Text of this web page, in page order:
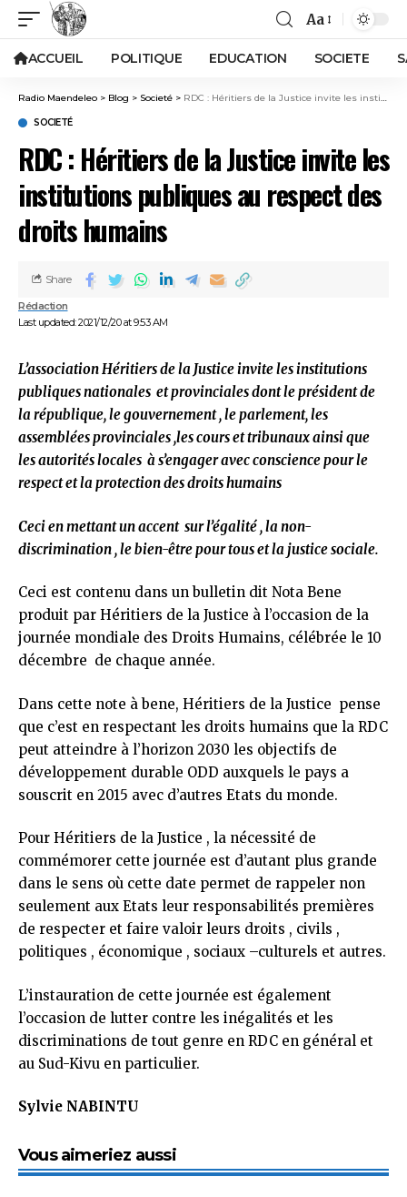
Aa
ACCUEIL POLITIQUE EDUCATION SOCIETE
Radio Maendeleo > Blog > Societé > RDC : Héritiers de la Justice invite les institutions publiques au respect des droits humains
SOCIETÉ
RDC : Héritiers de la Justice invite les
institutions publiques au respect des
droits humains
Last updated: 2021/12/20 at 9:53 AM
Rédaction
Share
L’association Héritiers de la Justice invite les institutions
publiques nationales et provinciales dont le président de
la république, le gouvernement , le parlement, les
assemblées provinciales ,les cours et tribunaux ainsi que
les autorités locales à s’engager avec conscience pour le
respect et la protection des droits humains
Ceci en mettant un accent sur l’égalité , la non-
discrimination , le bien-être pour tous et la justice sociale.
Ceci est contenu dans un bulletin dit Nota Bene
produit par Héritiers de la Justice à l’occasion de la
journée mondiale des Droits Humains, célébrée le 10
décembre de chaque année.
Dans cette note à bene, Héritiers de la Justice pense
que c’est en respectant les droits humains que la RDC
peut atteindre à l’horizon 2030 les objectifs de
développement durable ODD auxquels le pays a
souscrit en 2015 avec d’autres Etats du monde.
Pour Héritiers de la Justice , la nécessité de
commémorer cette journée est d’autant plus grande
dans le sens où cette date permet de rappeler non
seulement aux Etats leur responsabilités premières
de respecter et faire valoir leurs droits , civils ,
politiques , économique , sociaux –culturels et autres.
L’instauration de cette journée est également
l’occasion de lutter contre les inégalités et les
discriminations de tout genre en RDC en général et
au Sud-Kivu en particulier.
Sylvie NABINTU
Vous aimeriez aussi